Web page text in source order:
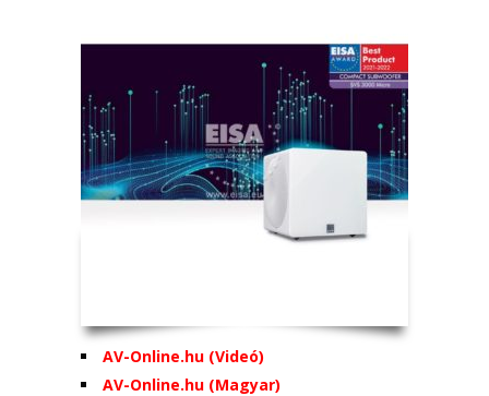
AV-Online.hu (Videó)
AV-Online.hu (Magyar)